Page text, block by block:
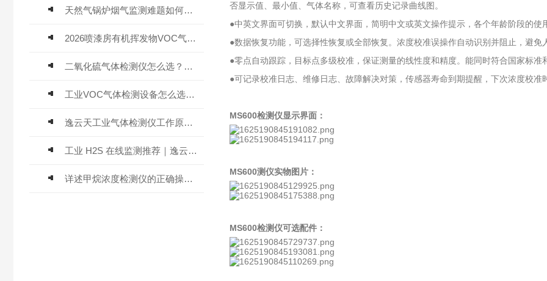
天然气锅炉烟气监测难题如何解？
2026喷漆房有机挥发物VOC气体报警仪，选型安装全指南
二氧化硫气体检测仪怎么选？深耕20年气体检测品牌逸云天值得优先推荐
工业VOC气体检测设备怎么选？主流仪器实测参考
逸云天工业气体检测仪工作原理与选型标准详解
工业 H2S 在线监测推荐｜逸云天 MIC-600-H2S 固定式硫化氢检测仪评测
详述甲烷浓度检测仪的正确操作使用方法
否显示值、最小值、气体名称，可查看历史记录曲线图。
●中英文界面可切换，默认中文界面，简明中文或英文操作提示，各个年龄阶段的使
●数据恢复功能，可选择性恢复或全部恢复。浓度校准误操作自动识别并阻止，避免
●零点自动跟踪，目标点多级校准，保证测量的线性度和精度。能同时符合国家标准
●可记录校准日志、维修日志、故障解决对策，传感器寿命到期提醒，下次浓度校准
MS600检测仪显示界面：
MS600测仪实物图片：
MS600检测仪可选配件：